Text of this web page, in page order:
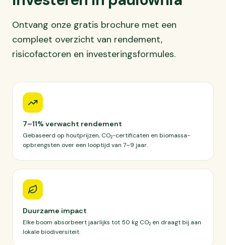
Ontvang onze gratis brochure met een
compleet overzicht van rendement,
risicofactoren en investeringsformules.
7–11% verwacht rendement
Gebaseerd op houtprijzen, CO₂-certificaten en biomassa-
opbrengsten over een looptijd van 7–9 jaar.
Duurzame impact
Elke boom absorbeert jaarlijks tot 50 kg CO₂ en draagt bij aan
lokale biodiversiteit.